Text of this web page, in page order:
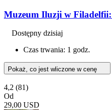
Muzeum Iluzji w Filadelfii:
Dostępny dzisiaj
Czas trwania: 1 godz.
Pokaż, co jest wliczone w cenę
4,2 (81)
Od
29,00 USD